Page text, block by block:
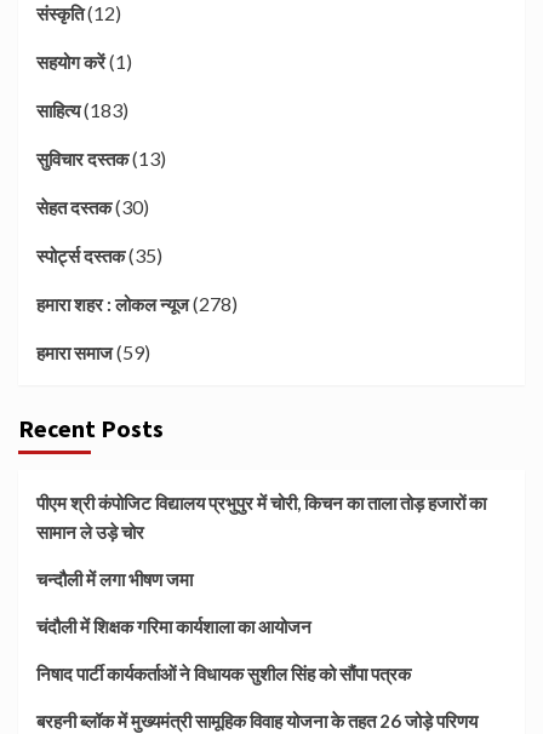
संस्कृति(12)
सहयोग करें(1)
साहित्य(183)
सुविचार दस्तक(13)
सेहत दस्तक(30)
स्पोर्ट्स दस्तक(35)
हमारा शहर : लोकल न्यूज(278)
हमारा समाज(59)
Recent Posts
पीएम श्री कंपोजिट विद्यालय प्रभुपुर में चोरी, किचन का ताला तोड़ हजारों का
सामान ले उड़े चोर
चन्दौली में लगा भीषण जमा
चंदौली में शिक्षक गरिमा कार्यशाला का आयोजन
निषाद पार्टी कार्यकर्ताओं ने विधायक सुशील सिंह को सौंपा पत्रक
बरहनी ब्लॉक में मुख्यमंत्री सामूहिक विवाह योजना के तहत 26 जोड़े परिणय